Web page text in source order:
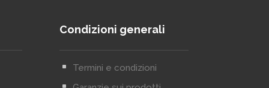
Condizioni generali
^ Termini e condizioni